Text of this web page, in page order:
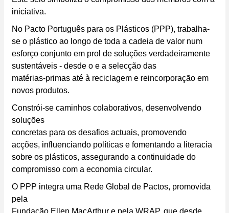
iniciativa.
No Pacto Português para os Plásticos (PPP), trabalha-
se o plástico ao longo de toda a cadeia de valor num
esforço conjunto em prol de soluções verdadeiramente
sustentáveis - desde o e a selecção das
matérias-primas até à reciclagem e reincorporação em
novos produtos.
Constrói-se caminhos colaborativos, desenvolvendo
soluções
concretas para os desafios actuais, promovendo
acções, influenciando políticas e fomentando a literacia
sobre os plásticos, assegurando a continuidade do
compromisso com a economia circular.
O PPP integra uma Rede Global de Pactos, promovida
pela
Fundação Ellen MacArthur e pela WRAP, que desde